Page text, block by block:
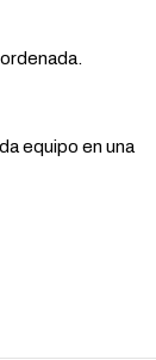
equipo en una